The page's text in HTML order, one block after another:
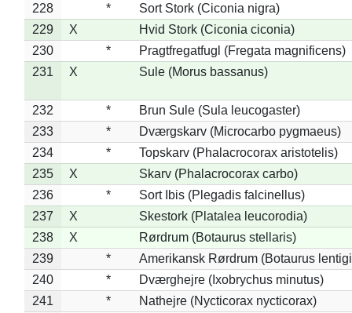
228
*
Sort Stork (Ciconia nigra)
229
X
Hvid Stork (Ciconia ciconia)
230
*
Pragtfregatfugl (Fregata magnificens)
231
X Sule (Morus bassanus)
232 *
Brun Sule (Sula leucogaster)
233
*
Dværgskarv (Microcarbo pygmaeus)
234
*
Topskarv (Phalacrocorax aristotelis)
235
X
Skarv (Phalacrocorax carbo)
236
*
Sort Ibis (Plegadis falcinellus)
237
X
Skestork (Platalea leucorodia)
238
X
Rørdrum (Botaurus stellaris)
239
*
Amerikansk Rørdrum (Botaurus
240
*
Dværghejre (Ixobrychus minutus)
241
*
Nathejre (Nycticorax nycticorax)